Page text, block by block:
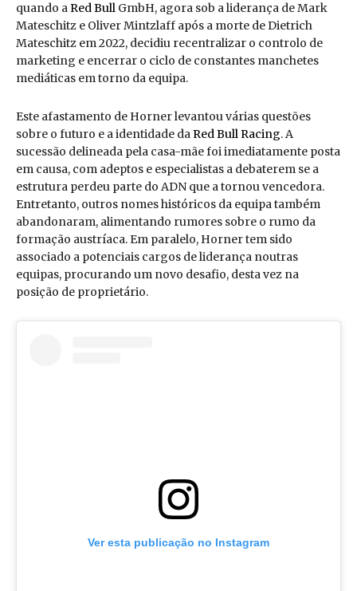
quando aRed Bull GmbH, agora sob a liderança de Mark
Mateschitz e Oliver Mintzlaff após a morte de Dietrich
Mateschitz em 2022, decidiu recentralizar o controlo de
marketing e encerrar o ciclo de constantes manchetes
mediáticas em torno da equipa.
Este afastamento de Horner levantou várias questões
sobre o futuro e a identidade daRed BullRacing. A
sucessão delineada pela casa-mãe foi imediatamente posta
em causa, com adeptos e especialistas a debaterem se a
estrutura perdeu parte do ADN que a tornou vencedora.
Entretanto, outros nomes históricos da equipa também
abandonaram, alimentando rumores sobre o rumo da
formação austríaca. Em paralelo, Horner tem sido
associado a potenciais cargos de liderança noutras
equipas, procurando um novo desafio, desta vez na
posição de proprietário.
Ver esta publicação no Instagram